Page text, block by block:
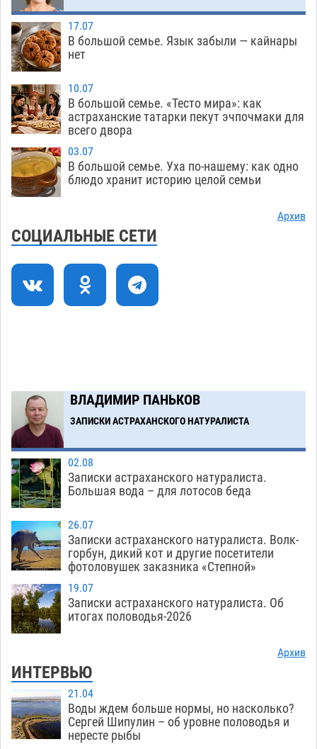
10:02
На Всероссийской Спартакиаде астраханские
гандболисты уступили казанским «драконам»
09:25
Все пострадавшие при пожаре на
Краснодарской в Астрахани скончались
07.08 1146
08:47
Астраханский суд оценил четыре удара по
голове полицейского в сто тысяч рублей
07.08
Завтра астраханская жара вновь приблизится
к 40-градусному пределу
теории игр
18:23
В пятницу без электричества окажутся
двум федеральным проектам
06.08 417
Загрузить еще
17.07
В большой семье. Язык забыли — кайнары
нет
10.07
В большой семье. «Тесто мира»: как
астраханские татарки пекут эчпочмаки для
всего двора
03.07
В большой семье. Уха по-нашему: как одно
блюдо хранит историю целой семьи
Архив
СОЦИАЛЬНЫЕ СЕТИ
ВЛАДИМИР ПАНЬКОВ
ЗАПИСКИ АСТРАХАНСКОГО НАТУРАЛИСТА
02.08
Записки астраханского натуралиста.
Большая вода – для лотосов беда
26.07
Записки астраханского натуралиста. Волк-
горбун, дикий кот и другие посетители
фотоловушек заказника «Степной»
19.07
Записки астраханского натуралиста. Об
итогах половодья-2026
Архив
ИНТЕРВЬЮ
21.04
Воды ждем больше нормы, но насколько?
Сергей Шипулин – об уровне половодья и
нересте рыбы